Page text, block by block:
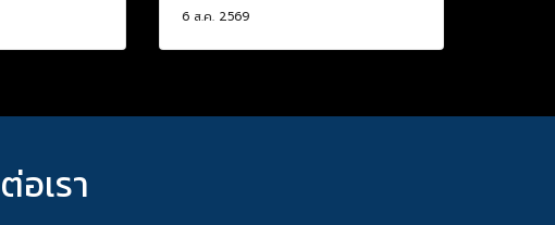
6 ส.ค. 2569
อเรา